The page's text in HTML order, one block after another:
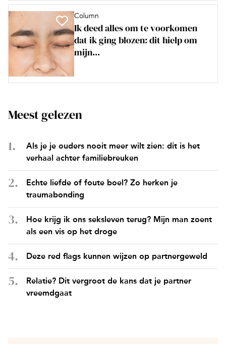
Column
Ik deed alles om te voorkomen
dat ik ging blozen: dit hielp om
mijn...
Meest gelezen
Als je je ouders nooit meer wilt zien: dit is het
verhaal achter familiebreuken
Echte liefde of foute boel? Zo herken je
traumabonding
Hoe krijg ik ons seksleven terug? Mijn man zoent
als een vis op het droge
Deze red flags kunnen wijzen op partnergeweld
Relatie? Dit vergroot de kans dat je partner
vreemdgaat